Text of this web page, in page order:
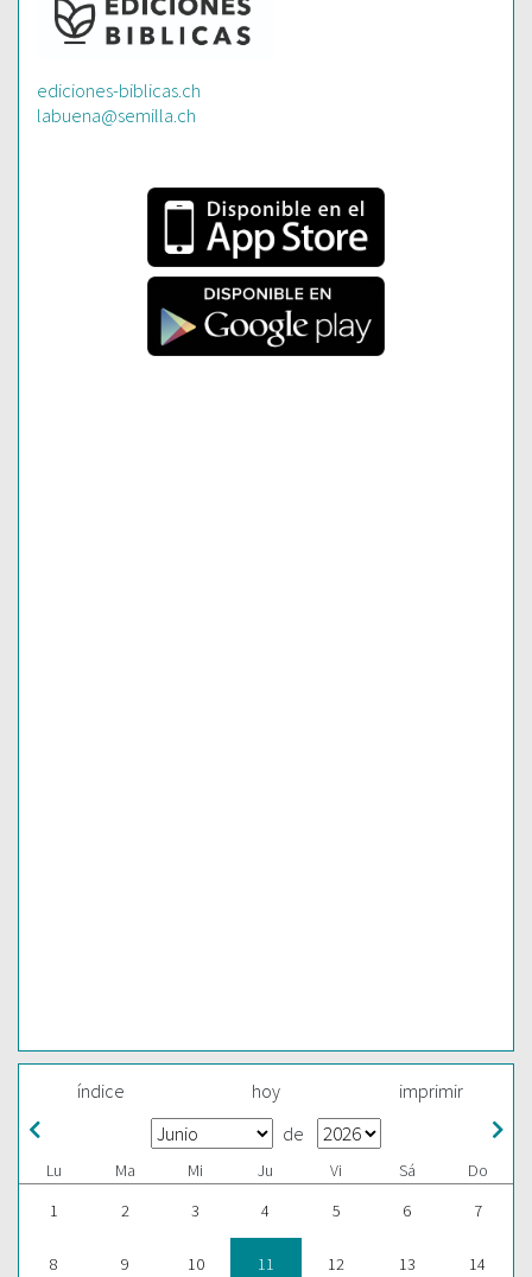
ediciones-biblicas.ch
labuena@semilla.ch
índice hoy imprimir
de
Lu Ma Mi Ju Vi Sá
Do
1
2 3 4 5 6 7
8 9 10 11 12 13 14